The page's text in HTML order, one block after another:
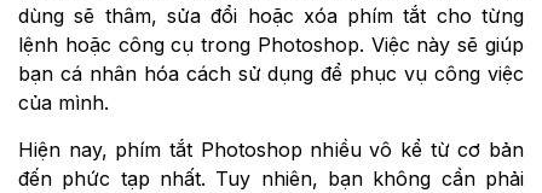
dùng sẽ thâm, sửa đổi hoặc xóa phím tắt cho từng
lệnh hoặc công cụ trong Photoshop. Việc này sẽ giúp
bạn cá nhân hóa cách sử dụng để phục vụ công việc
của mình.
Hiện nay, phím tắt Photoshop nhiều vô kể từ cơ bản
đến phức tạp nhất. Tuy nhiên, bạn không cần phải